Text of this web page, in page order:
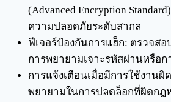
(Advanced Encryption
ความปลอดภัยระดับสากล
ฟีเจอร์ป้องกันการแฮ็ก: ตรวจส
การพยายามเจาะรหัสผ่านหรือ
การแจ้งเตือนเมื่อมีการใช้งาน
พยายามในการปลดล็อกที่ผิดกฎ